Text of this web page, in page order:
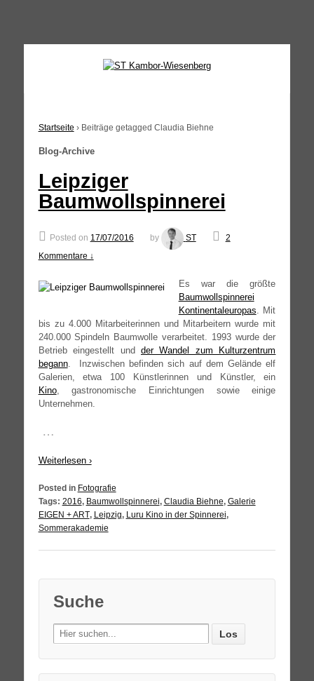
↓
Startseite › Beiträge getagged Claudia Biehne
Blog-Archive
Leipziger
Baumwollspinnerei
Posted on 17/07/2016 by ST
2
Kommentare ↓
Es war die größ­te
Baum­woll­spin­ne­rei
Kon­ti­nen­tal­eu­ro­pas. Mit
bis zu 4.000 Mit­ar­bei­te­rin­nen und Mit­ar­bei­tern wur­de mit
240.000 Spin­deln Baum­wol­le ver­ar­bei­tet. 1993 wur­de der
Betrieb ein­ge­stellt und der Wan­del zum Kul­tur­zen­trum
begann. Inzwi­schen befin­den sich auf dem Gelän­de elf
Gale­rien, etwa 100 Künst­le­rin­nen und Künst­ler, ein
Kino, gas­tro­no­mi­sche Ein­rich­tun­gen sowie eini­ge
Unternehmen.
…
Wei­ter­le­sen ›
Posted in Fotografie
Tags: 2016, Baumwollspinnerei, Claudia Biehne, Galerie
EIGEN + ART, Leipzig, Luru Kino in der Spinnerei,
Sommerakademie
Suche
Search
for: